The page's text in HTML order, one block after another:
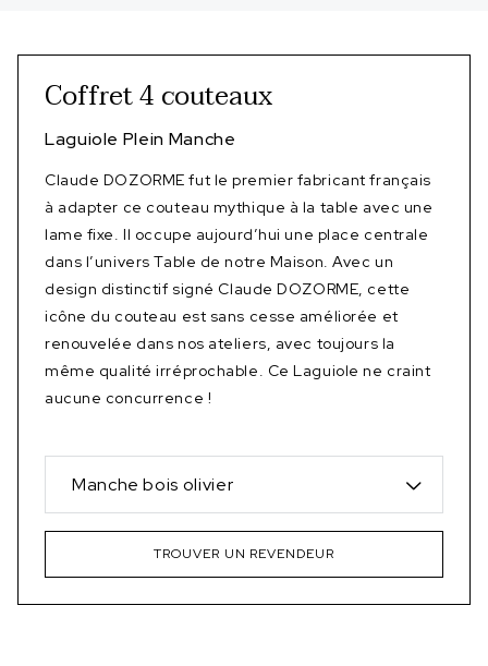
Coffret 4 couteaux
Laguiole Plein Manche
Claude DOZORME fut le premier fabricant français
à adapter ce couteau mythique à la table avec une
lame fixe. Il occupe aujourd’hui une place centrale
dans l’univers Table de notre Maison. Avec un
design distinctif signé Claude DOZORME, cette
icône du couteau est sans cesse améliorée et
renouvelée dans nos ateliers, avec toujours la
même qualité irréprochable. Ce Laguiole ne craint
aucune concurrence !
Manche bois olivier
TROUVER UN REVENDEUR